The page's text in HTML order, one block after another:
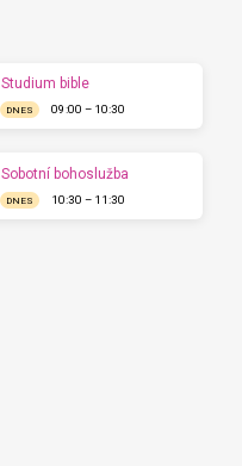
Studium bible
DNES 09:00 – 10:30
Sobotní bohoslužba
DNES 10:30 – 11:30